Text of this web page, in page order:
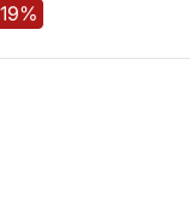
19%